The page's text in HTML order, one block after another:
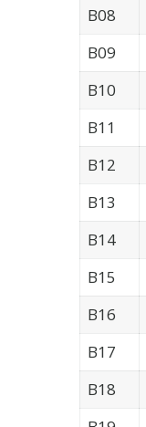
B08
B09
B10
B11
B12
B13
B14
B15
B16
B17
B18